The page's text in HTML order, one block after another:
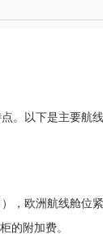
以下是主要航
，欧洲航线舱位
的附加费。